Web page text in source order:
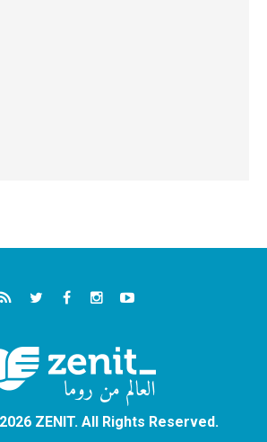
ZENIT. All Rights Reserved.